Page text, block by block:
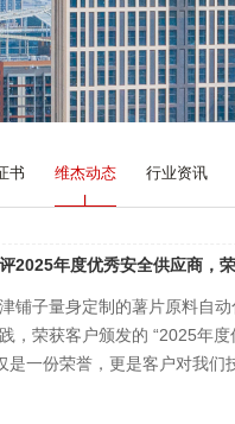
书 维杰动态 行业资讯
2025年度优秀安全供应商，
铺子量身定制的薯片原料自
，荣获客户颁发的 “2025年
是一份荣誉，更是客户对我